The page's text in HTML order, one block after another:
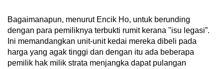
Bagaimanapun, menurut Encik Ho, untuk berunding
dengan para pemiliknya terbukti rumit kerana "isu legasi”.
Ini memandangkan unit-unit kedai mereka dibeli pada
harga yang agak tinggi dan dengan itu ada beberapa
pemilik hak milik strata menjangka dapat pulangan